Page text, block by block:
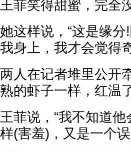
王菲笑得甜蜜，完全
她这样说，“这是缘
我身上，我才会觉得
两人在记者堆里公开
熟的虾子一样，红温
王菲说，“我不知道
样(害羞)，又是一个